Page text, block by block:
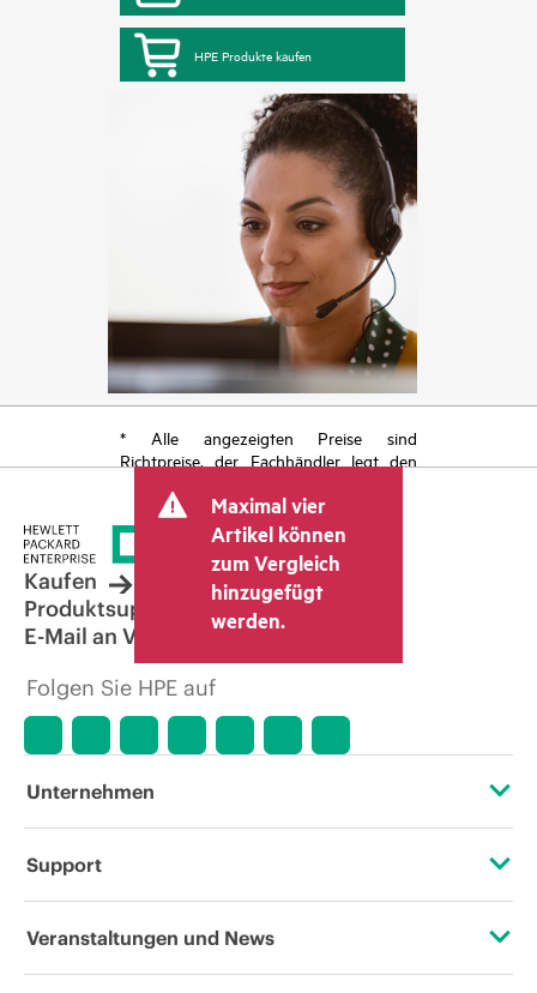
HPE Produkte kaufen
* Alle angezeigten Preise sind
Richtpreise, der Fachhändler legt den
kann weitere Gebühren wie
Mehrwertsteuer und Versandkosten
berücksichtigen. Der vom Fachhändler
festgelegte Transaktionspreis kann von
dem anderer Fachhändler und dem
angezeigten Richtpreis abweichen. Die
Richtpreise können zeitlich begrenzte
Sonderangebote enthalten. HPE behält
sich das Recht vor, jederzeit
Marktbedingungen, der Einstellung von
Produktverfügbarkeit, dem Ende der
Lebensdauer von Werbeaktionen und
Maximal vier
Artikel können
zum Vergleich
hinzugefügt
werden.
Kaufen
Produktsupport
E-Mail an Vertrieb
Folgen Sie HPE auf
Unternehmen
Über HPE
Support
Operational Support Services
Veranstaltungen und News